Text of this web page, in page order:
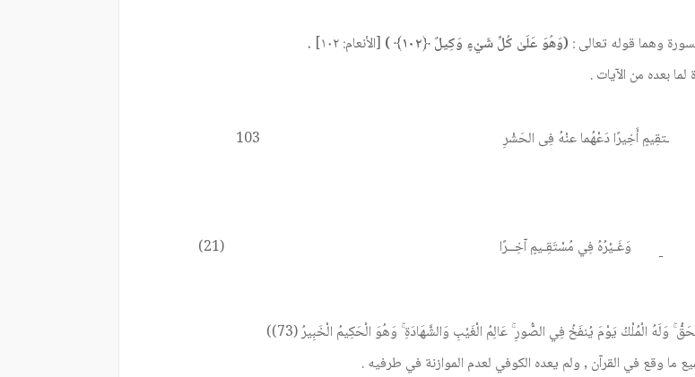
وهما قوله تعالى : (وَهُوَ عَلَىٰ كُلِّ شَيْءٍ وَكِيلٌ ﴿١٠٢﴾ ) [الأنعام: ١٠٢]
.
ـتقِيمٍ أَخِيرًا دَعْهُما عنْهُ فِى الحَشْرِ 103
وَغَـيْرُهُ فِي مُسْتَقِـيمٍ آخِــرًا (21)
وَلَهُ الْمُلْكُ يَوْمَ يُنفَخُ فِي الصُّورِ ۚ عَالِمُ الْغَيْبِ وَالشَّهَادَةِ ۚ وَهُوَ الْحَكِيمُ الْخَبِيرُ (73))
ما وقع في القرآن , ولم يعده الكوفي لعدم الموازنة في طرفيه .